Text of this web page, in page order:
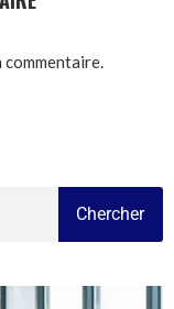
commentaire.
Chercher